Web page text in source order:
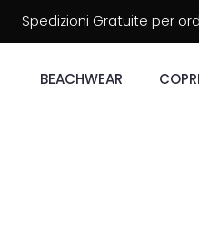
Spedizioni Gratuite per
BEACHWEAR